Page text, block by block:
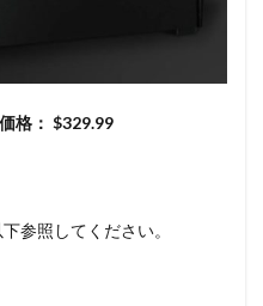
格： $329.99
参照してください。